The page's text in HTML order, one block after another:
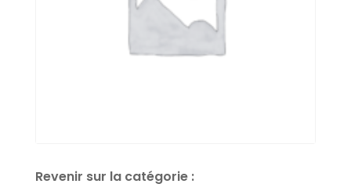
Revenir sur la catégorie :